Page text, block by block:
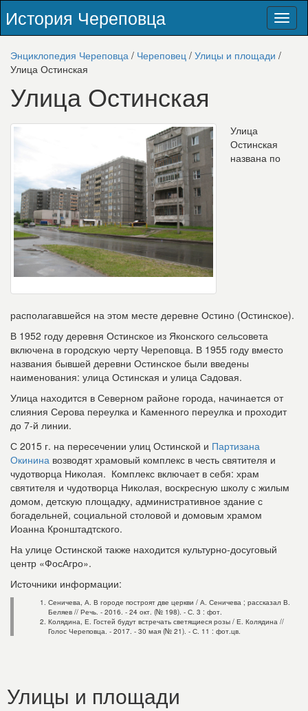
История Череповца
Энциклопедия Череповца / Череповец / Улицы и площади /
Улица Остинская
Улица Остинская
Улица
Остинская
названа по
располагавшейся на этом месте деревне Остино (Остинское).
В 1952 году деревня Остинское из Яконского сельсовета
включена в городскую черту Череповца. В 1955 году вместо
названия бывшей деревни Остинское были введены
наименования: улица Остинская и улица Садовая.
Улица находится в Северном районе города, начинается от
слияния Серова переулка и Каменного переулка и проходит
до 7-й линии.
С 2015 г. на пересечении улиц Остинской и Партизана
Окинина возводят храмовый комплекс в честь святителя и
чудотворца Николая. Комплекс включает в себя: храм
святителя и чудотворца Николая, воскресную школу с жилым
домом, детскую площадку, административное здание с
богадельней, социальной столовой и домовым храмом
Иоанна Кронштадтского.
На улице Остинской также находится культурно-досуговый
центр «ФосАгро».
Источники информации:
Сеничева, А. В городе построят две церкви / А. Сеничева ; рассказал В.
Беляев // Речь. - 2016. - 24 окт. (№ 198). - С. 3 : фот.
Колядина, Е. Гостей будут встречать светящиеся розы / Е. Колядина //
Голос Череповца. - 2017. - 30 мая (№ 21). - С. 11 : фот.цв.
Улицы и площади